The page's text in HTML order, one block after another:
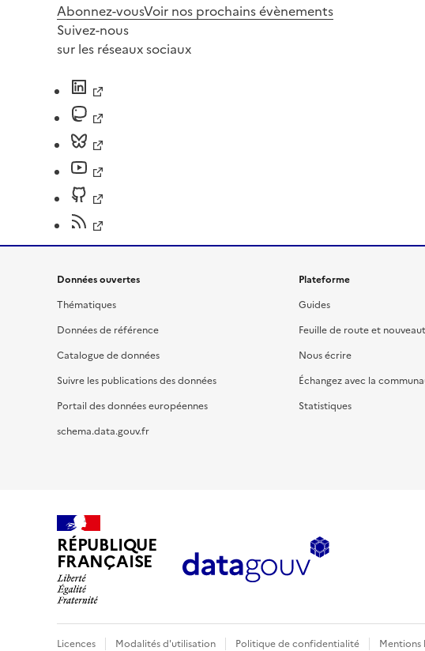
Abonnez-vousVoir nos prochains évènements
Suivez-nous
sur les réseaux sociaux
Données ouvertes
Thématiques
Données de référence
Catalogue de données
Suivre les publications des données
Portail des données européennes
schema.data.gouv.fr
Plateforme
Guides
Feuille de route et
Nous écrire
Échangez avec la
Statistiques
RÉPUBLIQUE
FRANÇAISE
Licences Modalités d'utilisation Politique de confidentialité Mentions